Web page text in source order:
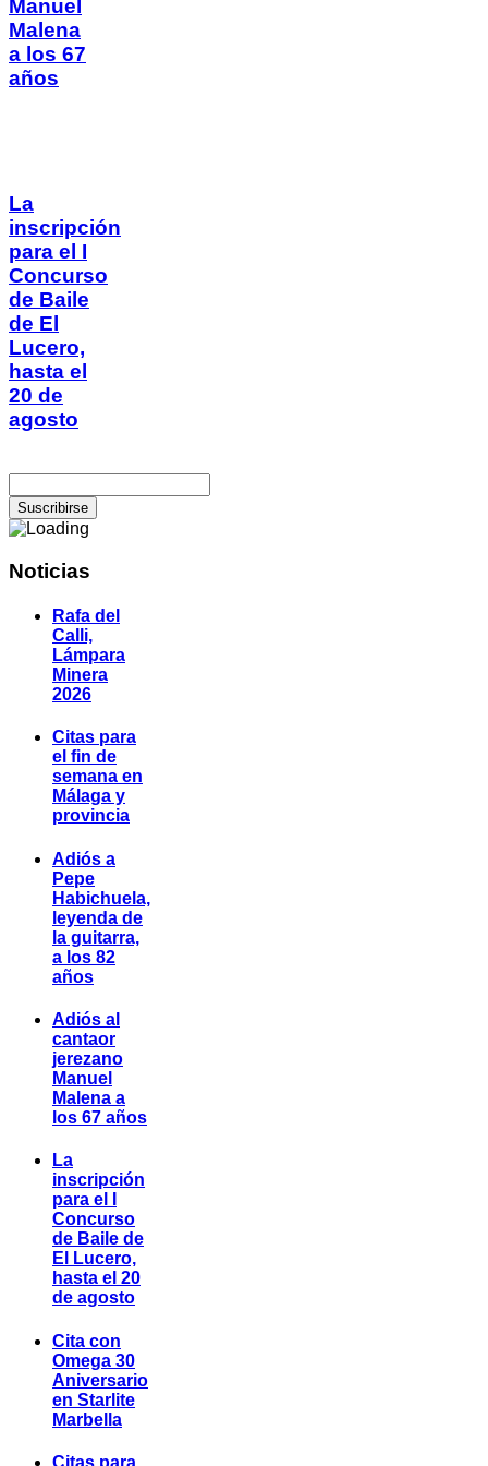
Manuel
Malena
a los 67
años
La
inscripción
para el I
Concurso
de Baile
de El
Lucero,
hasta el
20 de
agosto
Noticias
Rafa del
Calli,
Lámpara
Minera
2026
Citas para
el fin de
semana en
Málaga y
provincia
Adiós a
Pepe
Habichuela,
leyenda de
la guitarra,
a los 82
años
Adiós al
cantaor
jerezano
Manuel
Malena a
los 67 años
La
inscripción
para el I
Concurso
de Baile de
El Lucero,
hasta el 20
de agosto
Cita con
Omega 30
Aniversario
en Starlite
Marbella
Citas para